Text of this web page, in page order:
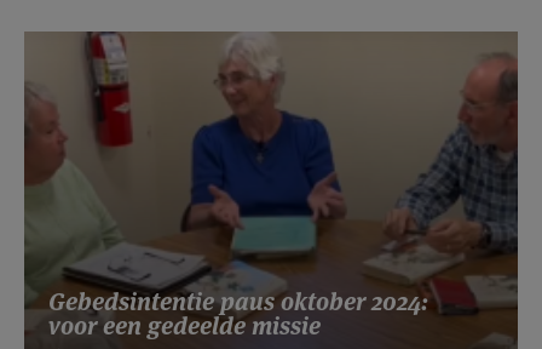
Gebedsintentie paus oktober 2024:
voor een gedeelde missie